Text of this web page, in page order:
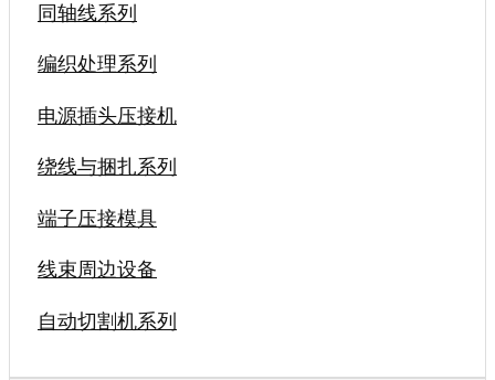
同轴线系列
编织处理系列
电源插头压接机
绕线与捆扎系列
端子压接模具
线束周边设备
自动切割机系列